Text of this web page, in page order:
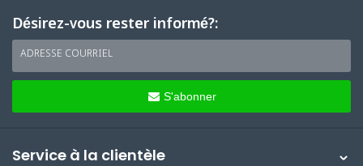
Désirez-vous rester informé?:
ADRESSE COURRIEL
S'abonner
Service à la clientèle